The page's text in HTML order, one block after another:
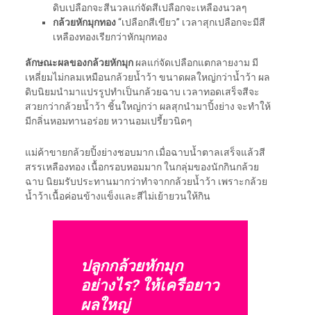
ดิบเปลือกจะสีนวลแก่จัดสีเปลือกจะเหลืองนวลๆ
กล้วยหักมุกทอง“เปลือกสีเขียว” เวลาสุกเปลือกจะมีสี
เหลืองทองเรียกว่าหักมุกทอง
ลักษณะผลของกล้วยหักมุกผลแก่จัดเปลือกแตกลายงาม มี
เหลี่ยมไม่กลมเหมือนกล้วยน้ำว้า ขนาดผลใหญ่กว่าน้ำว้า ผล
ดิบนิยมนำมาแปรรูปทำเป็นกล้วยฉาบ เวลาทอดเสร็จสีจะ
สวยกว่ากล้วยน้ำว้า ชิ้นใหญ่กว่า ผลสุกนำมาปิ้งย่าง จะทำให้
มีกลิ่นหอมทานอร่อย หวานอมเปรี้ยวนิดๆ
แม่ค้าขายกล้วยปิ้งย่างชอบมาก เมื่อฉาบน้ำตาลเสร็จแล้วสี
สรรเหลืองทอง เนื้อกรอบหอมมาก ในกลุ่มของนักกินกล้วย
ฉาบ นิยมรับประทานมากว่าทำจากกล้วยน้ำว้า เพราะกล้วย
น้ำว้าเนื้อค่อนข้างแข็งและสีไม่เย้ายวนให้กิน
ปลูกกล้วยหักมุก
อย่างไร? ให้เครือยาว
ผลใหญ่